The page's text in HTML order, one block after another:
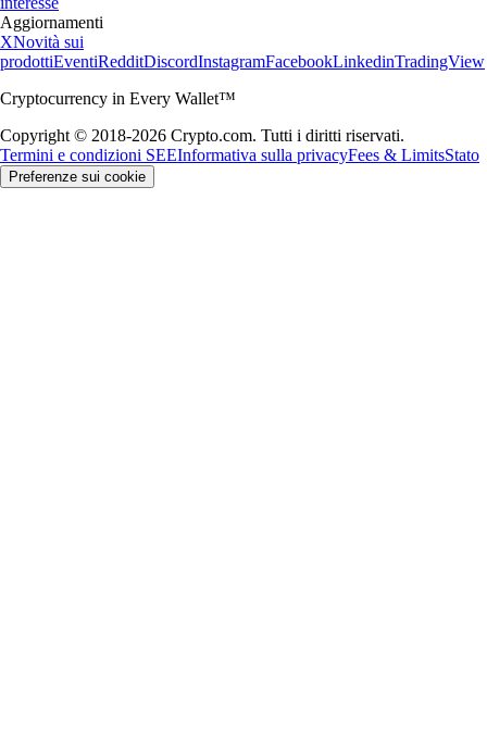
Aggiornamenti
XNovità sui
prodottiEventiRedditDiscordInstagramFacebookLinkedinTradingView
Cryptocurrency in Every Wallet™
Copyright © 2018-2026 Crypto.com. Tutti i diritti riservati.
Termini e condizioni SEEInformativa sulla privacyFees & LimitsStato
Preferenze sui cookie